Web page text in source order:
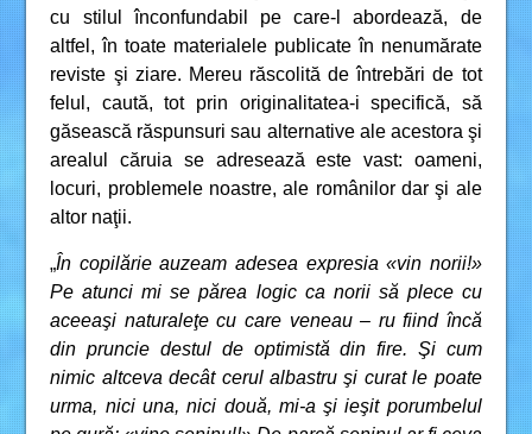
cu stilul înconfundabil pe care-l abordează, de
altfel, în toate materialele publicate în nenumărate
reviste şi ziare. Mereu răscolită de întrebări de tot
felul, caută, tot prin originalitatea-i specifică, să
găsească răspunsuri sau alternative ale acestora şi
arealul căruia se adresează este vast: oameni,
locuri, problemele noastre, ale românilor dar şi ale
altor naţii.
„În copilărie auzeam adesea expresia «vin norii!»
Pe atunci mi se părea logic ca norii să plece cu
aceeaşi naturaleţe cu care veneau – ru fiind încă
din pruncie destul de optimistă din fire. Şi cum
nimic altceva decât cerul albastru şi curat le poate
urma, nici una, nici două, mi-a şi ieşit porumbelul